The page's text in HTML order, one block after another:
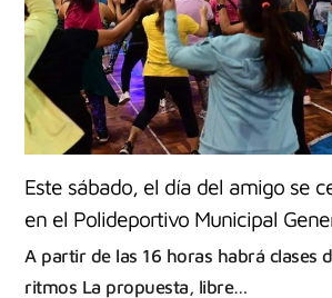
Este sábado, el día del amigo se
en el Polideportivo Municipal
A partir de las 16 horas habrá clases
ritmos La propuesta, libre…